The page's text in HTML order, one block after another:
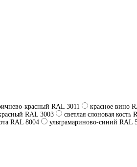
красный RAL 3011 красное вино
RAL 3003 светлая слоновая кость
RAL 8004 ультрамариново-синий RAL